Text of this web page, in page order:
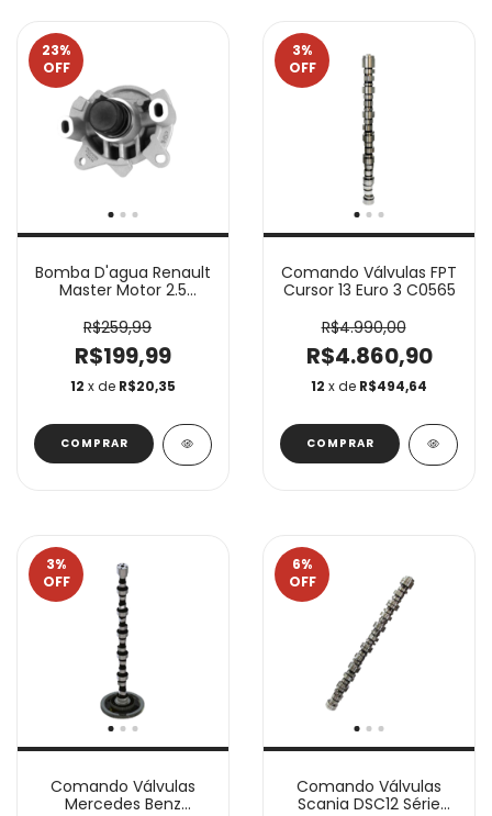
23%
OFF
Bomba D'agua Renault
Master Motor 2.5
R$259,99
R$199,99
12 x de R$20,35
3%
OFF
Comando Válvulas FPT
Cursor 13 Euro 3 C0565
R$4.990,00
R$4.860,90
12 x de R$494,64
3%
OFF
Comando Válvulas
Mercedes Benz
6%
OFF
Comando Válvulas
Scania DSC12 Série